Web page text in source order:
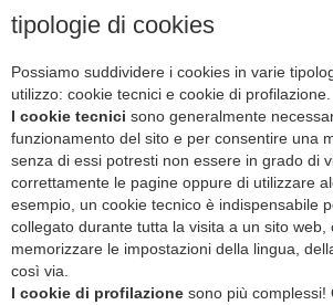
tipologie di cookies
Possiamo suddividere i cookies in varie
utilizzo: cookie tecnici e cookie di profilazione.
I cookie tecnici sono generalmente
funzionamento del sito e per consentire una
senza di essi potresti non essere in grado di
correttamente le pagine oppure di utilizzare
esempio, un cookie tecnico è indispensabile
collegato durante tutta la visita a un sito web,
memorizzare le impostazioni della lingua,
così via.
I cookie di profilazione sono più complessi!